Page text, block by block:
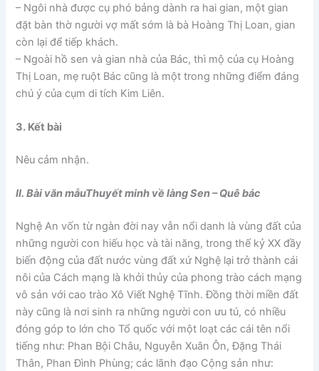
– Ngôi nhà được cụ phó bảng dành ra hai gian, một gian
đặt bàn thờ người vợ mất sớm là bà Hoàng Thị Loan, gian
còn lại để tiếp khách.
– Ngoài hồ sen và gian nhà của Bác, thì mộ của cụ Hoàng
Thị Loan, mẹ ruột Bác cũng là một trong những điểm đáng
chú ý của cụm di tích Kim Liên.
3. Kết bài
Nêu cảm nhận.
II. Bài văn mẫuThuyết minh về làng Sen – Quê bác
Nghệ An vốn từ ngàn đời nay vẫn nổi danh là vùng đất của
những người con hiếu học và tài năng, trong thế kỷ XX đầy
biến động của đất nước vùng đất xứ Nghệ lại trở thành cái
nôi của Cách mạng là khởi thủy của phong trào cách mạng
vô sản với cao trào Xô Viết Nghệ Tĩnh. Đồng thời miền đất
này cũng là nơi sinh ra những người con ưu tú, có nhiều
đóng góp to lớn cho Tổ quốc với một loạt các cái tên nổi
tiếng như: Phan Bội Châu, Nguyễn Xuân Ôn, Đặng Thái
Thân, Phan Đình Phùng; các lãnh đạo Cộng sản như: